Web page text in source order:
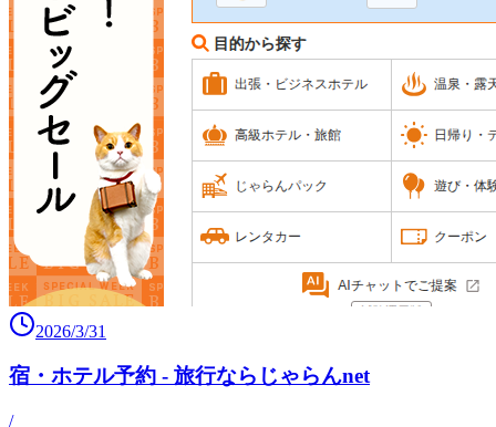
2026/3/31
宿・ホテル予約 - 旅行ならじゃらんnet
/